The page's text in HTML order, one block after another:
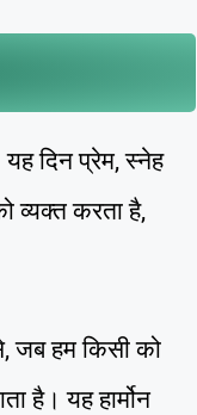
दिन प्रेम, स्नेह
व्यक्त करता है,
जब हम किसी को
है। यह हार्मोन